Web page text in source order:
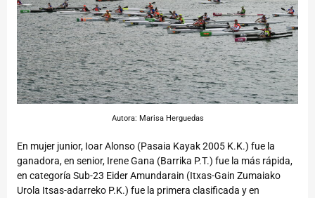
Autora: Marisa Herguedas
En mujer junior, Ioar Alonso (Pasaia Kayak 2005 K.K.) fue la
ganadora, en senior, Irene Gana (Barrika P.T.) fue la más rápida,
en categoría Sub-23 Eider Amundarain (Itxas-Gain Zumaiako
Urola Itsas-adarreko P.K.) fue la primera clasificada y en